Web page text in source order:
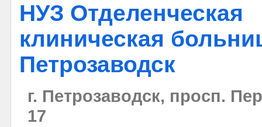
НУЗ Отделенческая
клиническая
Петрозаводск
г. Петрозаводск, просп.
17